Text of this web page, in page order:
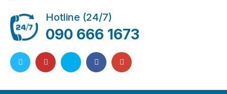
Hotline (24/7)
090 666 1673